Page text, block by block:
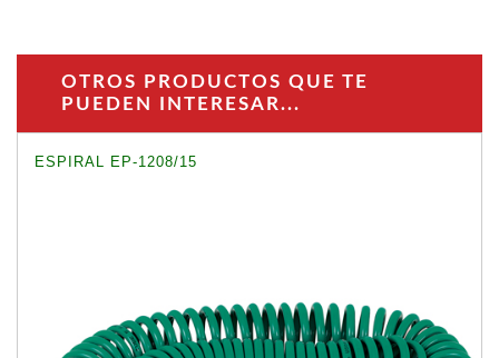
OTROS PRODUCTOS QUE TE
PUEDEN INTERESAR...
ESPIRAL EP-1208/15